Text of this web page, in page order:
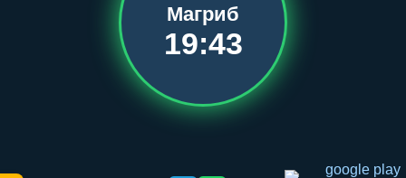
Магриб
19:43